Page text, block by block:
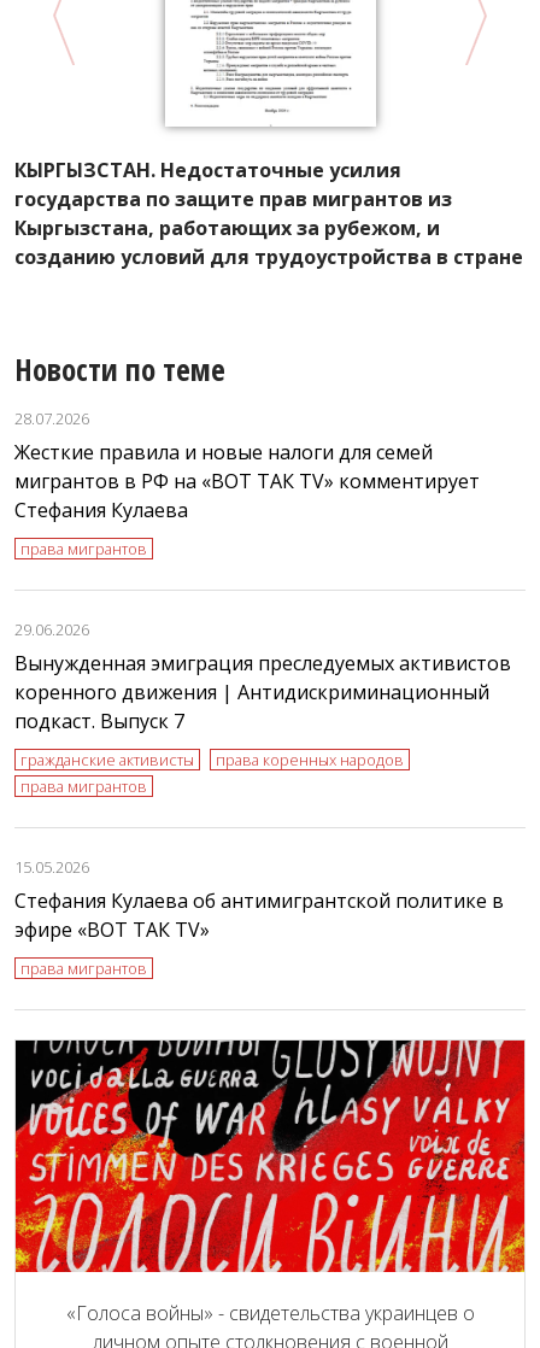
КЫРГЫЗСТАН. Недостаточные усилия
государства по защите прав мигрантов из
Кыргызстана, работающих за рубежом, и
созданию условий для трудоустройства в стране
Новости по теме
28.07.2026
Жесткие правила и новые налоги для семей
мигрантов в РФ на «ВОТ ТАК TV» комментирует
Стефания Кулаева
права мигрантов
29.06.2026
Вынужденная эмиграция преследуемых активистов
коренного движения | Антидискриминационный
подкаст. Выпуск 7
гражданские активисты
права коренных народов
права мигрантов
15.05.2026
Стефания Кулаева об антимигрантской политике в
эфире «ВОТ ТАК TV»
права мигрантов
«Голоса войны» - свидетельства украинцев о
личном опыте столкновения с военной